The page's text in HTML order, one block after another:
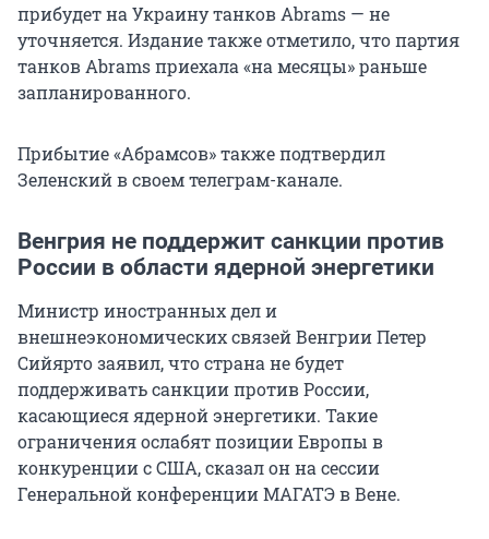
прибудет на Украину танков Abrams — не
уточняется. Издание также отметило, что партия
танков Abrams приехала «на месяцы» раньше
запланированного.
Прибытие «Абрамсов» также подтвердил
Зеленский в своем телеграм-канале.
Венгрия не поддержит санкции против
России в области ядерной энергетики
Министр иностранных дел и
внешнеэкономических связей Венгрии Петер
Сийярто заявил, что страна не будет
поддерживать санкции против России,
касающиеся ядерной энергетики. Такие
ограничения ослабят позиции Европы в
конкуренции с США, сказал он на сессии
Генеральной конференции МАГАТЭ в Вене.